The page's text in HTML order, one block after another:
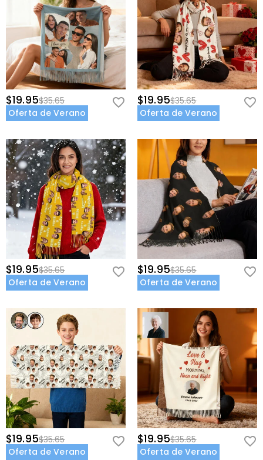
$19.95$35.65
Oferta de Verano
$19.95$35.65
Oferta de Verano
$19.95$35.65
Oferta de Verano
$19.95$35.65
Oferta de Verano
$19.95$35.65
Oferta de Verano
$19.95$35.65
Oferta de Verano